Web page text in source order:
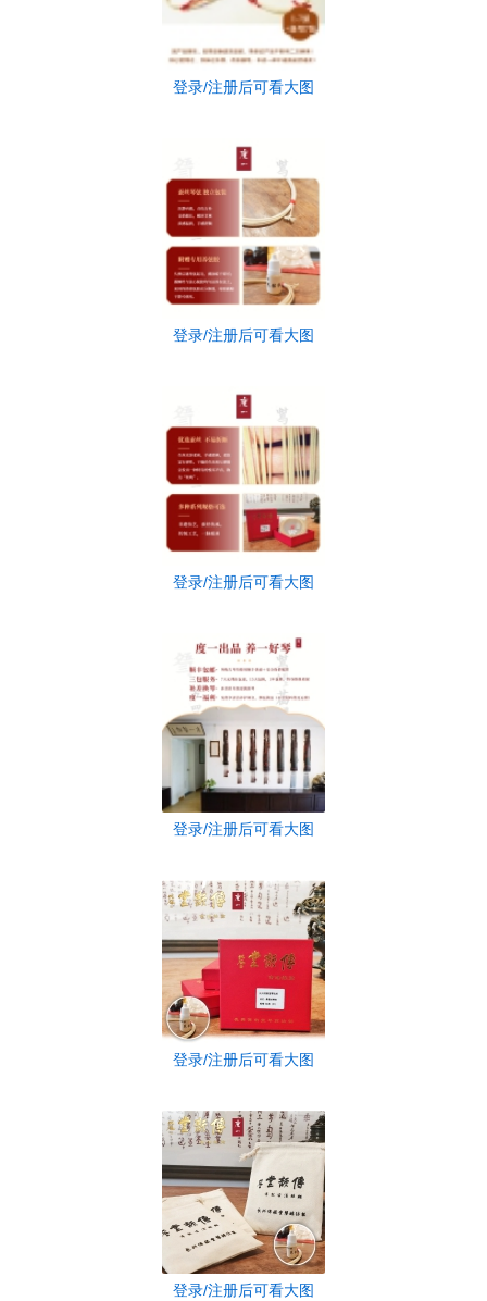
登录/注册后可看大图
登录/注册后可看大图
登录/注册后可看大图
登录/注册后可看大图
登录/注册后可看大图
登录/注册后可看大图